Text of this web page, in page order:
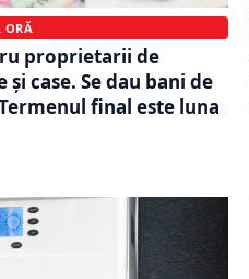
ORĂ
proprietarii de
case. Se dau bani de
final este luna